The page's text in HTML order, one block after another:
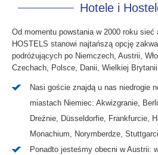
Hotele i
Od momentu powstania w 2000 roku sieć
HOSTELS stanowi najtańszą opcję
podróżujących po Niemczech, Austrii,
Czechach, Polsce, Danii, Wielkiej
Nasi goście znajdą u nas niedrogie
miastach Niemiec: Akwizgranie,
Dreźnie, Düsseldorfie, Frankfurcie,
Monachium, Norymberdze,
Ponadto jesteśmy obecni w Austrii: